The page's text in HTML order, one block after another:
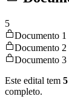
5
Documento 1
Documento 2
Documento 3
Este edital tem 5
completo.